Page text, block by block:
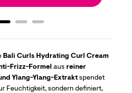
Bali Curls Hydrating Curl Cream
Frizz-Formel aus reiner
Ylang-Ylang-Extrakt spendet
Feuchtigkeit, sondern definiert,